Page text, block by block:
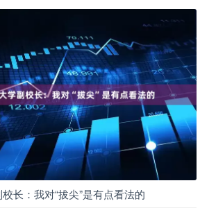
长：我对“拔尖”是有点看法的